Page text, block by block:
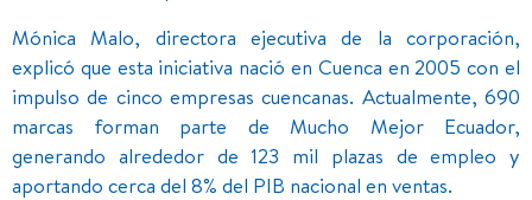
Mónica Malo, directora ejecutiva de la corporación,
explicó que esta iniciativa nació en Cuenca en 2005 con el
impulso de cinco empresas cuencanas. Actualmente, 690
marcas forman parte de Mucho Mejor Ecuador,
generando alrededor de 123 mil plazas de empleo y
aportando cerca del 8% del PIB nacional en ventas.